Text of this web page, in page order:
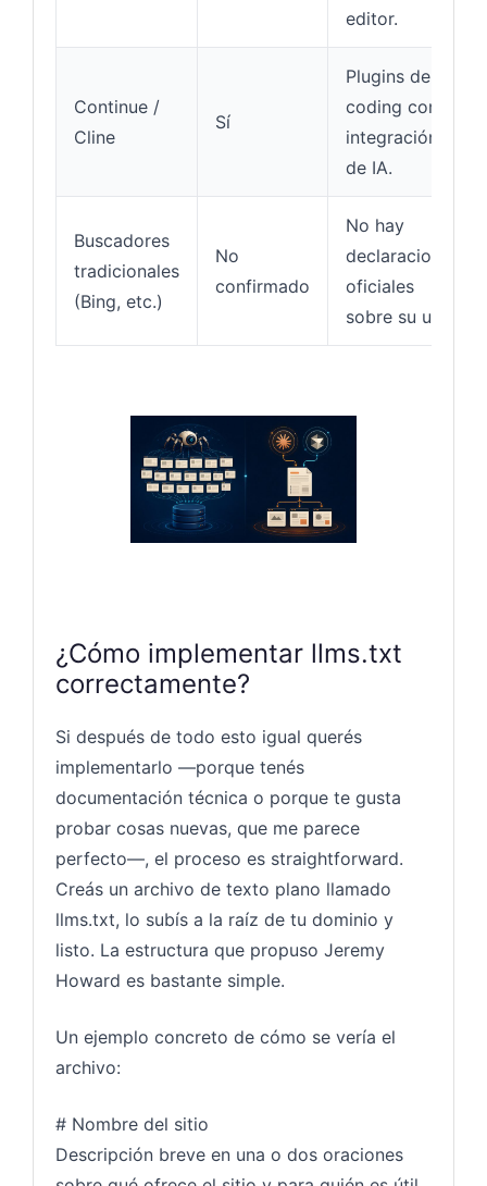
editor.
Continue /
Cline
Sí
Plugins de
coding con
integración
de IA.
Buscadores
tradicionales
(Bing, etc.)
No
confirmado
No hay
declaraciones
oficiales
sobre su uso.
¿Cómo implementar llms.txt
correctamente?
Si después de todo esto igual querés
implementarlo —porque tenés
documentación técnica o porque te gusta
probar cosas nuevas, que me parece
perfecto—, el proceso es straightforward.
Creás un archivo de texto plano llamado
llms.txt, lo subís a la raíz de tu dominio y
listo. La estructura que propuso Jeremy
Howard es bastante simple.
Un ejemplo concreto de cómo se vería el
archivo:
# Nombre del sitio
Descripción breve en una o dos oraciones